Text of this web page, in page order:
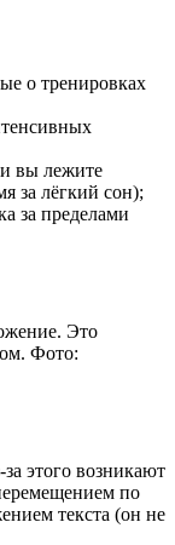
о тренировках
вы лежите
за лёгкий сон);
за пределами
Это
Фото:
этого возникают
по
текста (он не